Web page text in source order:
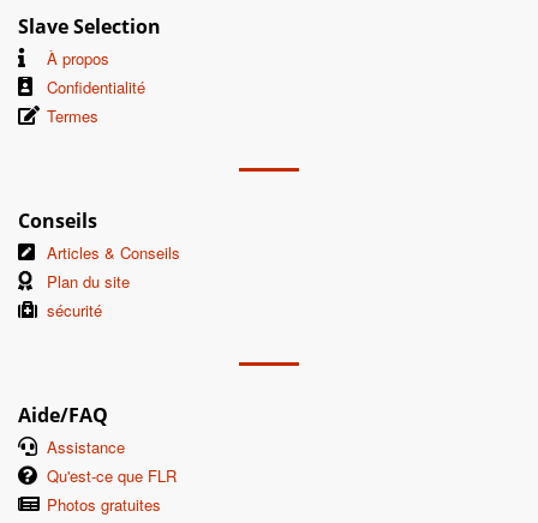
Slave Selection
À propos
Confidentialité
Termes
Conseils
Articles & Conseils
Plan du site
sécurité
Aide/FAQ
Assistance
Qu'est-ce que FLR
Photos gratuites